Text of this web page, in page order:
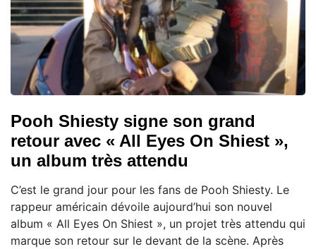
Pooh Shiesty signe son grand
retour avec « All Eyes On Shiest »,
un album très attendu
C’est le grand jour pour les fans de Pooh Shiesty. Le
rappeur américain dévoile aujourd’hui son nouvel
album « All Eyes On Shiest », un projet très attendu qui
marque son retour sur le devant de la scène. Après